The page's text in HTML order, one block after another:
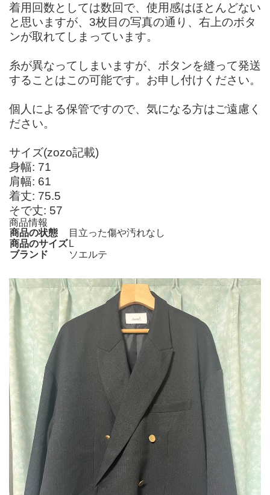
着用回数としては数回で、使用感はほとんどない
と思いますが、3枚目の写真の通り、右上のボタ
ンが取れてしまっています。
糸が異なってしまいますが、ボタンを縫って発送
することはこの可能です。お申し付けください。
個人による保管ですので、気になる方はご遠慮く
ださい。
サイズ(zozo記載)
身幅: 71
肩幅: 61
着丈: 75.5
そで丈: 57
商品情報
商品の状態
目立った傷や汚れなし
商品のサイズ L
ブランド
ソエルテ